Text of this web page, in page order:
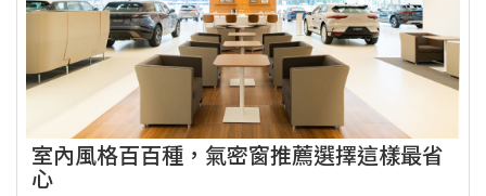
室內風格百百種，氣密窗推薦選擇這樣最省
心